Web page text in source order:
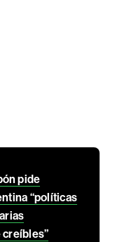
pide
“políticas